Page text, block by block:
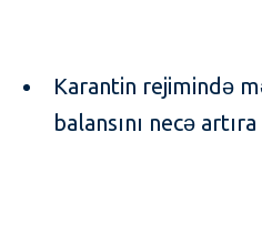
Karantin rejimində
balansını necə